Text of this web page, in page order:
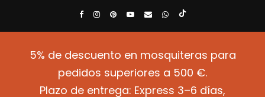
5% de descuento en mosquiteras para
pedidos superiores a 500 €.
Plazo de entrega: Express 3–6 días,